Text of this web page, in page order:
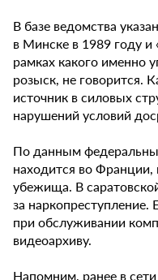
В базе ведомства
в Минске в 1989 году и
рамках какого именно
розыск, не говорится.
источник в силовых
нарушений условий
По данным
находится во Франции,
убежища. В
за
при обслуживании
видеоархиву.
Напомним, ранее в сети